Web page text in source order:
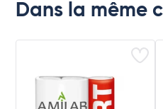
Dans la même